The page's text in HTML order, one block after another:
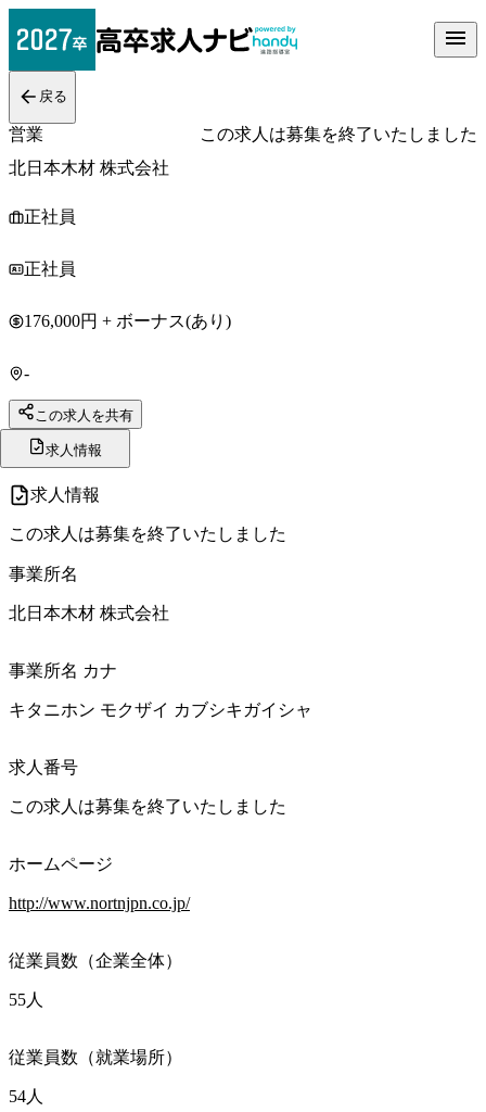
戻る
営業
この求人は募集を終了いたしました
北日本木材 株式会社
正社員
正社員
176,000円 + ボーナス(あり)
-
この求人を共有
求人情報
求人情報
この求人は募集を終了いたしました
事業所名
北日本木材 株式会社
事業所名 カナ
キタニホン モクザイ カブシキガイシャ
求人番号
この求人は募集を終了いたしました
ホームページ
http://www.nortnjpn.co.jp/
従業員数（企業全体）
55人
従業員数（就業場所）
54人